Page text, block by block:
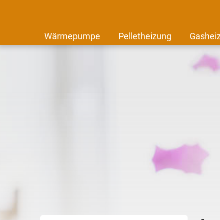
Wärmepumpe Pelletheizung